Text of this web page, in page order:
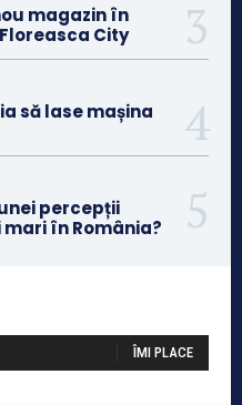
magazin în
City
să lase mașina
percepții
în România?
ÎMI PLACE